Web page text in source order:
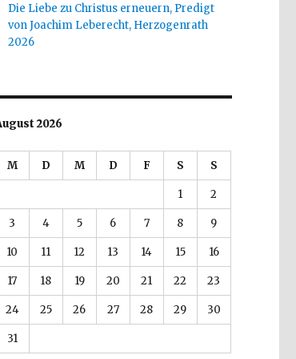
2018“
Die Liebe zu Christus erneuern, Predigt
von Joachim Leberecht, Herzogenrath
2026
2026
M D M D F S S
1 2
3 4 5 6 7 8 9
10 11 12 13 14 15 16
17 18 19 20 21 22 23
24 25 26 27 28 29 30
31